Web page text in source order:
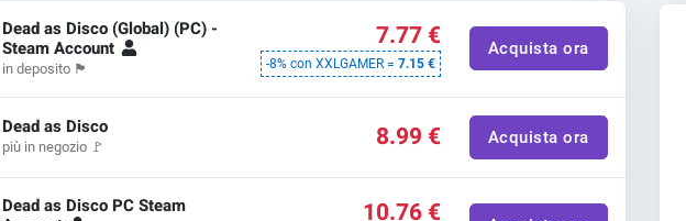
Dead as Disco (Global) (PC) -
Steam Account
in deposito 🏴
7.77 €
-8% con XXLGAMER = 7.15 €
Acquista ora
Dead as Disco
più in negozio 🚩 8.99 € Acquista ora
Dead as Disco PC Steam
10.76 €